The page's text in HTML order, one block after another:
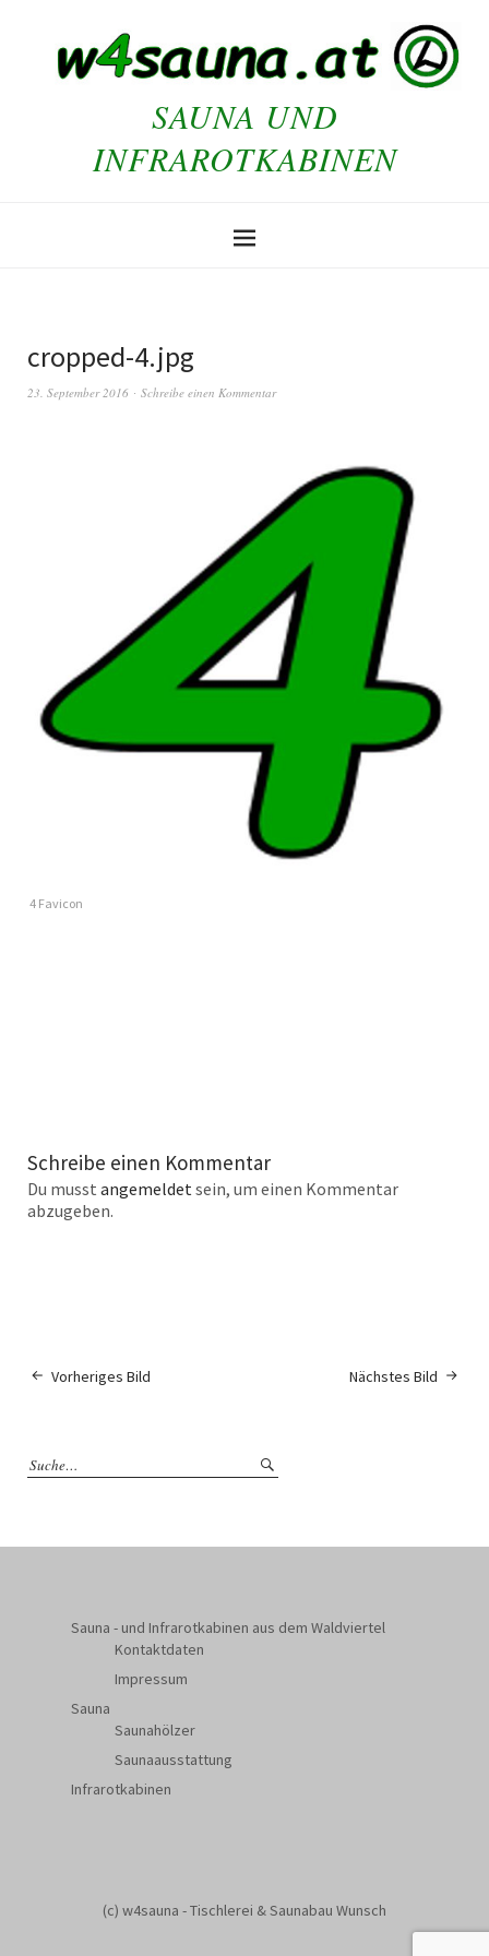
SAUNA UND
INFRAROTKABINEN
cropped-4.jpg
23. September 2016 Schreibe einen Kommentar
4 Favicon
Schreibe einen Kommentar
Du musst angemeldet sein, um einen Kommentar
abzugeben.
Nächstes Bild
Vorheriges Bild
Sauna - und Infrarotkabinen aus dem Waldviertel
Kontaktdaten
Impressum
Sauna
Saunahölzer
Saunaausstattung
Infrarotkabinen
(c) w4sauna - Tischlerei & Saunabau Wunsch